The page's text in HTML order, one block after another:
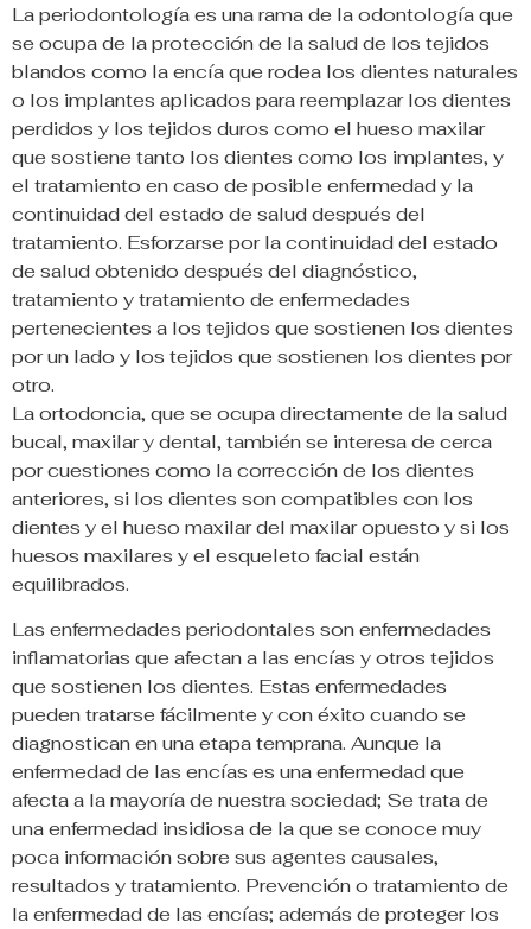
La periodontología es una rama de la odontología que
se ocupa de la protección de la salud de los tejidos
blandos como la encía que rodea los dientes naturales
o los implantes aplicados para reemplazar los dientes
perdidos y los tejidos duros como el hueso maxilar
que sostiene tanto los dientes como los implantes, y
el tratamiento en caso de posible enfermedad y la
continuidad del estado de salud después del
tratamiento. Esforzarse por la continuidad del estado
de salud obtenido después del diagnóstico,
tratamiento y tratamiento de enfermedades
pertenecientes a los tejidos que sostienen los dientes
por un lado y los tejidos que sostienen los dientes por
otro.
La ortodoncia, que se ocupa directamente de la salud
bucal, maxilar y dental, también se interesa de cerca
por cuestiones como la corrección de los dientes
anteriores, si los dientes son compatibles con los
dientes y el hueso maxilar del maxilar opuesto y si los
huesos maxilares y el esqueleto facial están
equilibrados.
Las enfermedades periodontales son enfermedades
inflamatorias que afectan a las encías y otros tejidos
que sostienen los dientes. Estas enfermedades
pueden tratarse fácilmente y con éxito cuando se
diagnostican en una etapa temprana. Aunque la
enfermedad de las encías es una enfermedad que
afecta a la mayoría de nuestra sociedad; Se trata de
una enfermedad insidiosa de la que se conoce muy
poca información sobre sus agentes causales,
resultados y tratamiento. Prevención o tratamiento de
la enfermedad de las encías; además de proteger los